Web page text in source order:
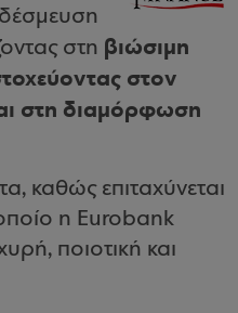
στη βιώσιμη
στον
στη διαμόρφωση
καθώς επιταχύνεται
η Eurobank
ποιοτική και